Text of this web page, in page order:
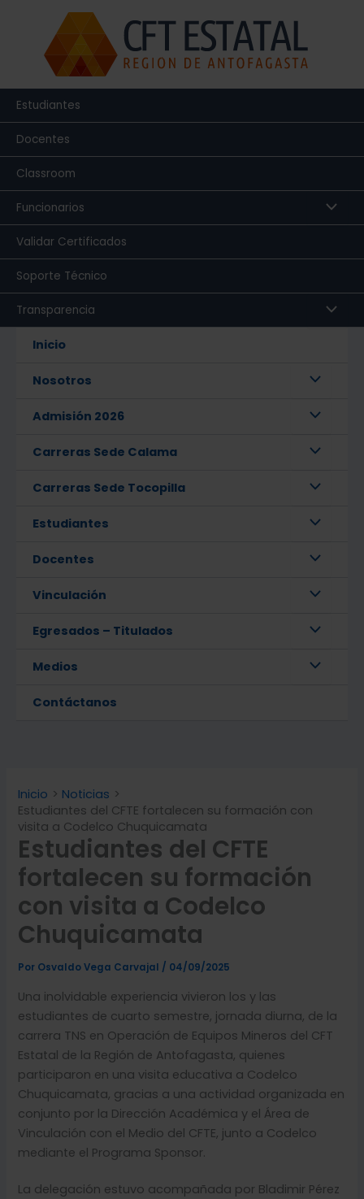
contenido
Estudiantes
Docentes
Classroom
Funcionarios
Validar Certificados
Soporte Técnico
Transparencia
Inicio
Nosotros
Admisión 2026
Carreras Sede Calama
Carreras Sede Tocopilla
Estudiantes
Docentes
Vinculación
Egresados – Titulados
Medios
Contáctanos
Inicio
Noticias
Estudiantes del CFTE fortalecen su formación con
visita a Codelco Chuquicamata
Estudiantes del CFTE
fortalecen su formación
con visita a Codelco
Chuquicamata
Por Osvaldo Vega Carvajal / 04/09/2025
Una inolvidable experiencia vivieron los y las
estudiantes de cuarto semestre, jornada diurna, de la
carrera TNS en Operación de Equipos Mineros del CFT
Estatal de la Región de Antofagasta, quienes
participaron en una visita educativa a Codelco
Chuquicamata, gracias a una actividad organizada en
conjunto por la Dirección Académica y el Área de
Vinculación con el Medio del CFTE, junto a Codelco
mediante el Programa Sponsor.
La delegación estuvo acompañada por Bladimir Pérez